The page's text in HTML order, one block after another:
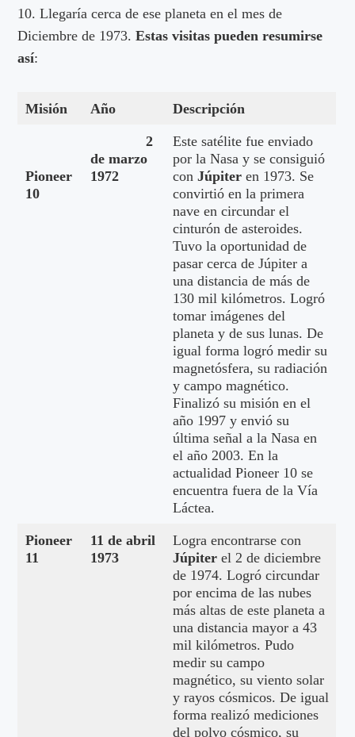
10. Llegaría cerca de ese planeta en el mes de
Diciembre de 1973.Estas visitas pueden resumirse
así:
Misión Año Descripción
Pioneer
10
2
de marzo
1972
Este satélite fue enviado
por la Nasa y se consiguió
conJúpiter en 1973. Se
convirtió en la primera
nave en circundar el
cinturón de asteroides.
Tuvo la oportunidad de
pasar cerca de Júpiter a
una distancia de más de
130 mil kilómetros. Logró
tomar imágenes del
planeta y de sus lunas. De
igual forma logró medir su
magnetósfera, su radiación
y campo magnético.
Finalizó su misión en el
año 1997 y envió su
última señal a la Nasa en
el año 2003. En la
actualidad Pioneer 10 se
encuentra fuera de la Vía
Láctea.
Pioneer
11
11 de abril
1973
Logra encontrarse con
Júpiterel 2 de diciembre
de 1974. Logró circundar
por encima de las nubes
más altas de este planeta a
una distancia mayor a 43
mil kilómetros. Pudo
medir su campo
magnético, su viento solar
y rayos cósmicos. De igual
forma realizó mediciones
del polvo cósmico, su